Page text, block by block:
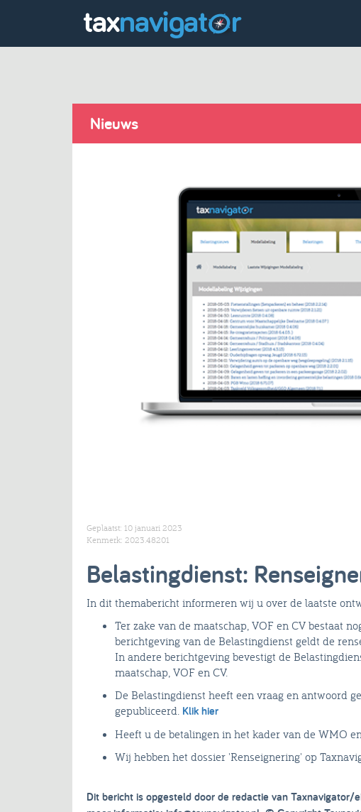
Nieuws
Geplaatst: 10 januari 2023
Kenmerk: 2023.48201
Belastingdienst:
In dit themabericht informeren wij u over de laatste
Ter zake van de maatschap, VOF en CV bestaat
berichtgeving van de Belastingdienst geldt de
In andere berichtgeving bevestigt de
maatschap, VOF en CV.
De Belastingdienst heeft een vraag en antwoord
gepubliceerd. Klik hier
Heeft u de betalingen in het kader van de WMO
Wij hebben het dossier 'Renseignering' op
Dit bericht is opgesteld door de redactie van Taxnavigator/